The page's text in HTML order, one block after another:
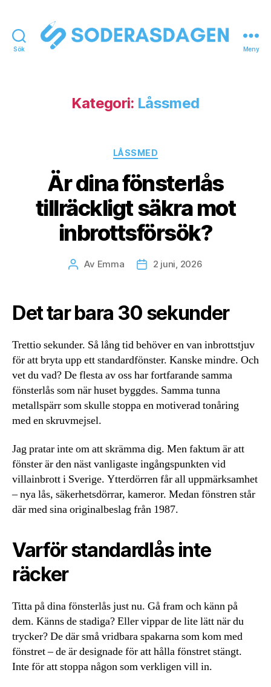
Sök Meny
Kategori: Låssmed
Kategorier
LÅSSMED
Är dina fönsterlås
tillräckligt säkra mot
inbrottsförsök?
Inläggsförfattare
Av Emma Inläggsdatum
2 juni, 2026
Det tar bara 30 sekunder
Trettio sekunder. Så lång tid behöver en van inbrottstjuv
för att bryta upp ett standardfönster. Kanske mindre. Och
vet du vad? De flesta av oss har fortfarande samma
fönsterlås som när huset byggdes. Samma tunna
metallspärr som skulle stoppa en motiverad tonåring
med en skruvmejsel.
Jag pratar inte om att skrämma dig. Men faktum är att
fönster är den näst vanligaste ingångspunkten vid
villainbrott i Sverige. Ytterdörren får all uppmärksamhet
– nya lås, säkerhetsdörrar, kameror. Medan fönstren står
där med sina originalbeslag från 1987.
Varför standardlås inte
räcker
Titta på dina fönsterlås just nu. Gå fram och känn på
dem. Känns de stadiga? Eller vippar de lite lätt när du
trycker? De där små vridbara spakarna som kom med
fönstret – de är designade för att hålla fönstret stängt.
Inte för att stoppa någon som verkligen vill in.